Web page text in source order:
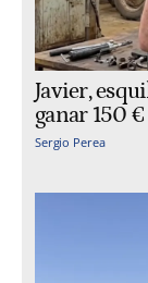
Javier,
ganar 150
Sergio Perea